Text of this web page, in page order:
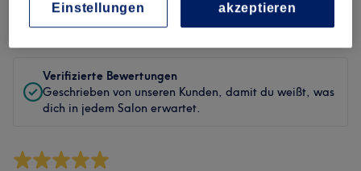
Bewertung
Verifizierte Bewertungen
Geschrieben von unseren Kunden, damit du weißt, was
dich in jedem Salon erwartet.
Einstellungen
akzeptieren